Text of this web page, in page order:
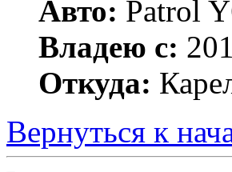
Авто: Patrol
Владею с:
Откуда:
Вернуться к